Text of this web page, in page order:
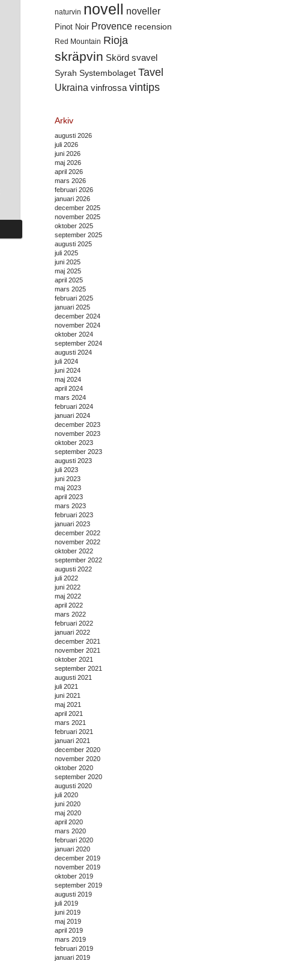
naturvin novell noveller
Pinot Noir Provence recension
Red Mountain Rioja
skräpvin Skörd svavel
Syrah Systembolaget Tavel
Ukraina vinfrossa vintips
Arkiv
augusti 2026
juli 2026
juni 2026
maj 2026
april 2026
mars 2026
februari 2026
januari 2026
december 2025
november 2025
oktober 2025
september 2025
augusti 2025
juli 2025
juni 2025
maj 2025
april 2025
mars 2025
februari 2025
januari 2025
december 2024
november 2024
oktober 2024
september 2024
augusti 2024
juli 2024
juni 2024
maj 2024
april 2024
mars 2024
februari 2024
januari 2024
december 2023
november 2023
oktober 2023
september 2023
augusti 2023
juli 2023
juni 2023
maj 2023
april 2023
mars 2023
februari 2023
januari 2023
december 2022
november 2022
oktober 2022
september 2022
augusti 2022
juli 2022
juni 2022
maj 2022
april 2022
mars 2022
februari 2022
januari 2022
december 2021
november 2021
oktober 2021
september 2021
augusti 2021
juli 2021
juni 2021
maj 2021
april 2021
mars 2021
februari 2021
januari 2021
december 2020
november 2020
oktober 2020
september 2020
augusti 2020
juli 2020
juni 2020
maj 2020
april 2020
mars 2020
februari 2020
januari 2020
december 2019
november 2019
oktober 2019
september 2019
augusti 2019
juli 2019
juni 2019
maj 2019
april 2019
mars 2019
februari 2019
januari 2019